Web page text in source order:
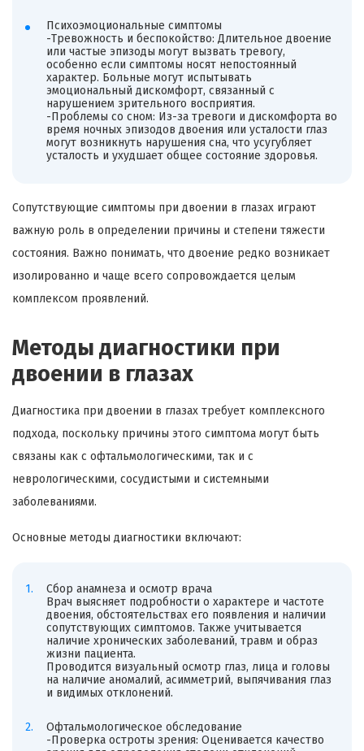
Психоэмоциональные симптомы
-Тревожность и беспокойство: Длительное двоение
или частые эпизоды могут вызвать тревогу,
особенно если симптомы носят непостоянный
характер. Больные могут испытывать
эмоциональный дискомфорт, связанный с
нарушением зрительного восприятия.
-Проблемы со сном: Из-за тревоги и дискомфорта во
время ночных эпизодов двоения или усталости глаз
могут возникнуть нарушения сна, что усугубляет
усталость и ухудшает общее состояние здоровья.
Сопутствующие симптомы при двоении в глазах играют
важную роль в определении причины и степени тяжести
состояния. Важно понимать, что двоение редко возникает
изолированно и чаще всего сопровождается целым
комплексом проявлений.
Методы диагностики при
двоении в глазах
Диагностика при двоении в глазах требует комплексного
подхода, поскольку причины этого симптома могут быть
связаны как с офтальмологическими, так и с
неврологическими, сосудистыми и системными
заболеваниями.
Основные методы диагностики включают:
Сбор анамнеза и осмотр врача
Врач выясняет подробности о характере и частоте
двоения, обстоятельствах его появления и наличии
сопутствующих симптомов. Также учитывается
наличие хронических заболеваний, травм и образ
жизни пациента.
Проводится визуальный осмотр глаз, лица и головы
на наличие аномалий, асимметрий, выпячивания глаз
и видимых отклонений.
Офтальмологическое обследование
-Проверка остроты зрения: Оценивается качество